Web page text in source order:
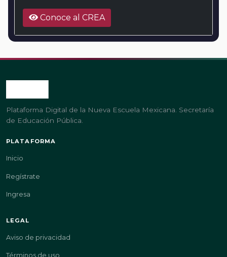
Conoce al CREA
Plataforma Digital de la Nueva Escuela Mexicana. Secretaría
de Educación Pública.
PLATAFORMA
Inicio
Regístrate
Ingresa
LEGAL
Aviso de privacidad
Términos de uso